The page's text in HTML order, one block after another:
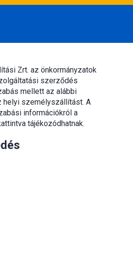
Zrt. az önkormányzatok
szerződés
mellett az alábbi
helyi személyszállítást. A
információkról a
tájékozódhatnak.